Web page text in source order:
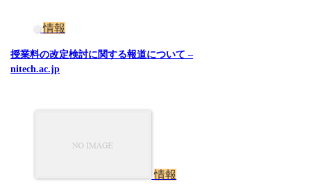
情報
授業料の改定検討に関する報道について –
nitech.ac.jp
情報